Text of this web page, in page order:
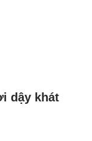
dậy khát